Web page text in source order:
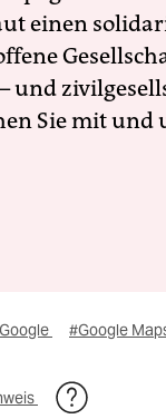
einen
und
Sie mit und
#Google